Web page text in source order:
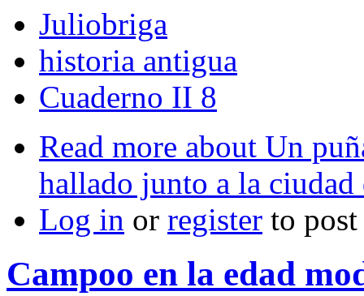
Juliobriga
historia antigua
Cuaderno II 8
Read more about Un
hallado junto a la
Log in or register to
Campoo en la edad